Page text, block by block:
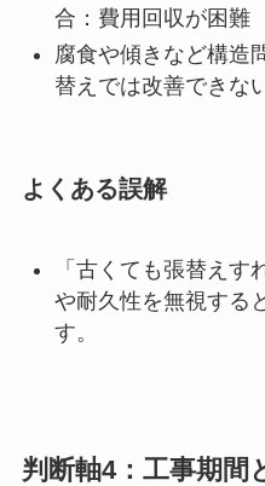
合：費用回収が困難
腐食や傾きなど構造
替えでは改善できな
よくある誤解
「古くても張替え
や耐久性を無視する
す。
判断軸4：工事期間